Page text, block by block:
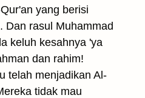
yang berisi
Dan rasul Muhammad
keluh kesahnya 'ya
dan rahim!
telah menjadikan Al-
tidak mau